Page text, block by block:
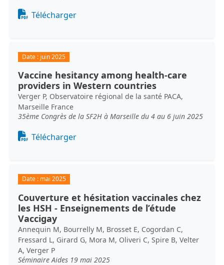
Document
Télécharger
Date : juin 2025
Vaccine hesitancy among health-care
providers in Western countries
Verger P, Observatoire régional de la santé PACA,
Marseille France
35ème Congrès de la SF2H à Marseille du 4 au 6 juin 2025
Document
Télécharger
Date : mai 2025
Couverture et hésitation vaccinales chez
les HSH - Enseignements de l’étude
Vaccigay
Annequin M, Bourrelly M, Brosset E, Cogordan C,
Fressard L, Girard G, Mora M, Oliveri C, Spire B, Velter
A, Verger P
Séminaire Aides 19 mai 2025